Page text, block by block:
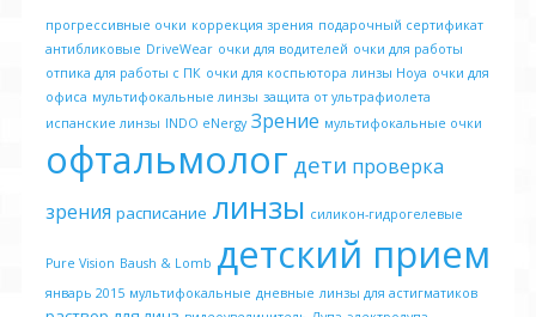
прогрессивные очки коррекция зрения подарочный сертификат
антибликовые DriveWear очки для водителей очки для работы
отпика для работы с ПК очки для коспьютора линзы Hoya очки для
офиса мультифокальные линзы защита от ультрафиолета
испанские линзы INDO eNergy Зрение мультифокальные очки
офтальмолог дети проверка
зрения расписание линзы силикон-гидрогелевые
Pure Vision Baush & Lomb детский прием
январь 2015 мультифокальные дневные линзы для астигматиков